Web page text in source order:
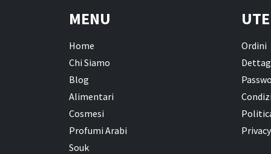
MENU
Home
Chi Siamo
Blog
Alimentari
Cosmesi
Profumi Arabi
Souk
Ordini